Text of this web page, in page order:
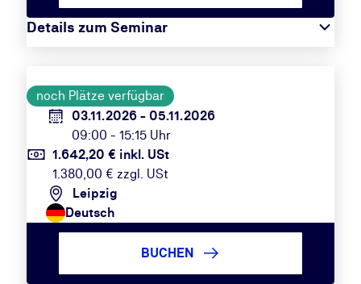
Details zum Seminar
noch Plätze verfügbar
03.11.2026 - 05.11.2026
09:00 - 15:15 Uhr
1.642,20 € inkl. USt
1.380,00 € zzgl. USt
Leipzig
Deutsch
BUCHEN